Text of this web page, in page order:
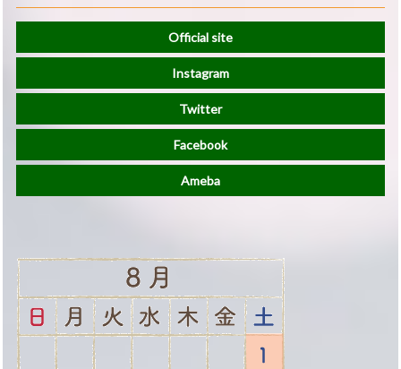
Official site
Instagram
Twitter
Facebook
Ameba